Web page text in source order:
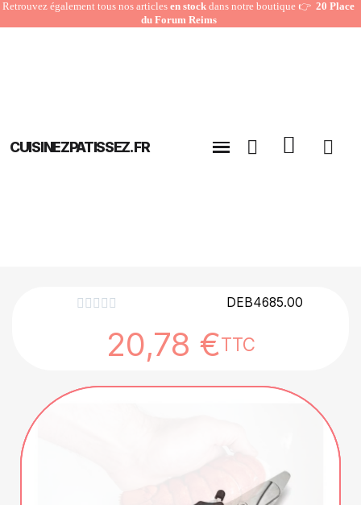
Retrouvez également tous nos articles en stock dans notre boutique 👉20 Place
du Forum Reims
CUISINEZPATISSEZ.FR
     DEB4685.00
20,78 €TTC